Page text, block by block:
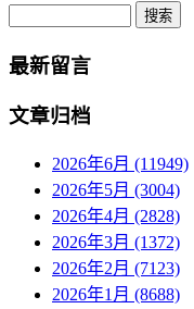
Search
最新留言
文章归档
2026年6月 (11949)
2026年5月 (3004)
2026年4月 (2828)
2026年3月 (1372)
2026年2月 (7123)
2026年1月 (8688)